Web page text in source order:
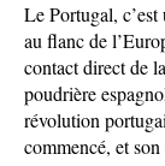
Le Portugal,
au flanc de
contact direct de la
poudrière
révolution
commencé, et